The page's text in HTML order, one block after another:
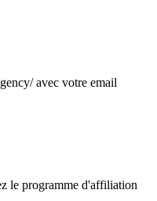
avec votre email
le programme d'affiliation